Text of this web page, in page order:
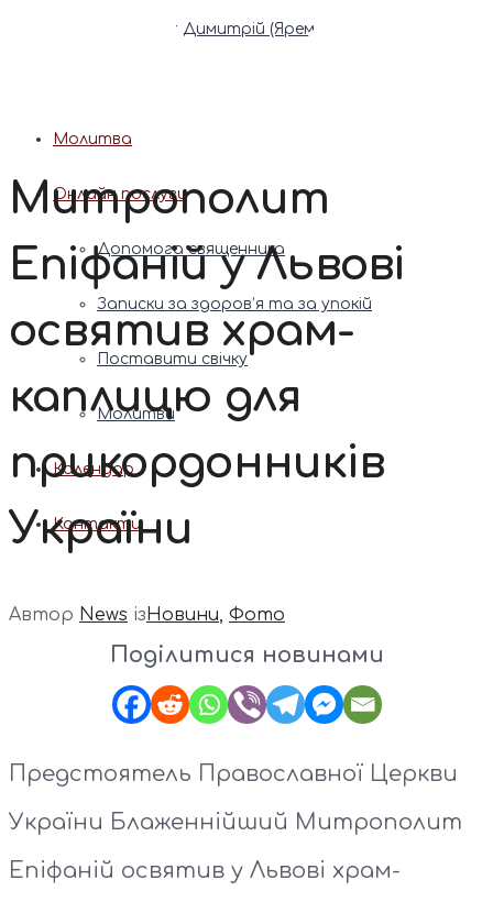
Патріарх Димитрій (Ярема)
Молитва
Онлайн послуги
Допомога священника
Записки за здоров’я та за упокій
Поставити свічку
Молитви
Календар
Контакти
Митрополит
Епіфаній у Львові
освятив храм-
каплицю для
прикордонників
України
Автор News ізНовини, Фото
Поділитися новинами
Предстоятель Православної Церкви
України Блаженнійший Митрополит
Епіфаній освятив у Львові храм-